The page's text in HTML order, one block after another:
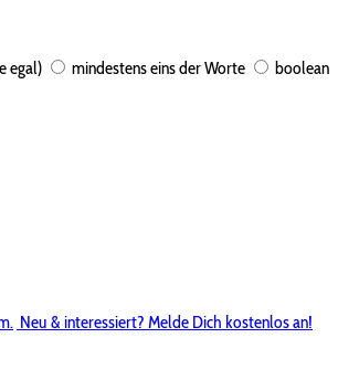
egal) mindestens eins der Worte boolean
Neu & interessiert? Melde Dich kostenlos an!